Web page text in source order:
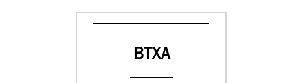
BTXA